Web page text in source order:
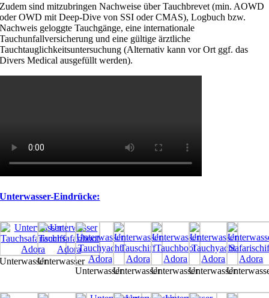
Zudem sind mitzubringen Nachweise über Tauchbrevet (min. AOWD
oder OWD mit Deep-Dive von SSI oder CMAS), Logbuch bzw.
Nachweis geloggte Tauchgänge, eine internationale
Tauchunfallversicherung und eine gültige ärztliche
Tauchtauglichkeitsuntersuchung (Alternativ kann vor Ort ggf. das
Divers Medical ausgefüllt werden).
Unterwasser-Eindrücke:
UnterwasserUnterwasser
UnterwasserUnterwasserUnterwasserUnterwasser